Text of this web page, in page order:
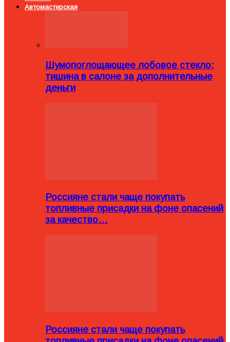
Автомастерская
Шумопоглощающее лобовое стекло:
тишина в салоне за дополнительные
деньги
Россияне стали чаще покупать
топливные присадки на фоне опасений
за качество…
Россияне стали чаще покупать